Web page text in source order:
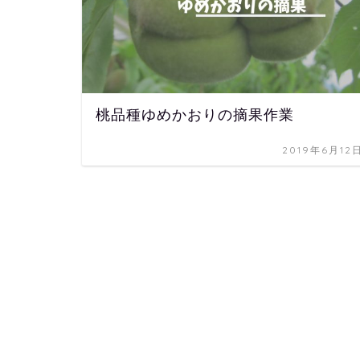
桃品種ゆめかおりの摘果作業
2019年6月12